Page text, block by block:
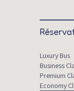
Luxury Bus
Business
Premium
Economy